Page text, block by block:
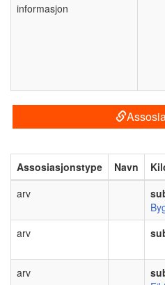
informasjon
Assosiasjonstype Navn
arv
arv
arv